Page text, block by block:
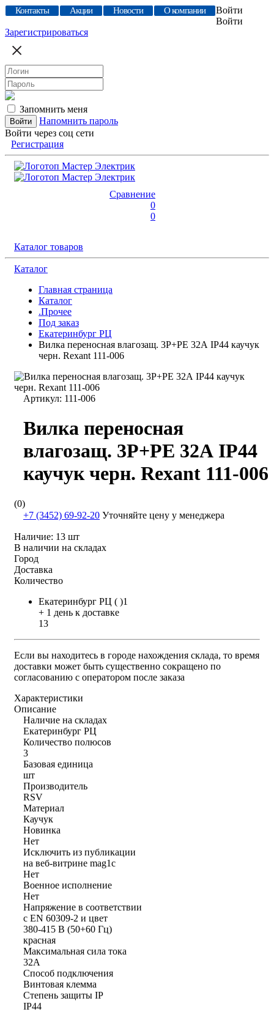
Контакты Акции Новости О компании
Войти
Войти
Зарегистрироваться
Запомнить меня
Напомнить пароль
Войти через соц сети
Регистрация
Сравнение
0
0
Каталог товаров
Каталог
Главная страница
Каталог
.Прочее
Под заказ
Екатеринбург РЦ
Вилка переносная влагозащ. 3P+PE 32А IP44 каучук
черн. Rexant 111-006
Артикул: 111-006
Вилка переносная
влагозащ. 3P+PE 32А IP44
каучук черн. Rexant 111-006
(0)
+7 (3452) 69-92-20 Уточняйте цену у менеджера
Наличие: 13 шт
В наличии на складах
Город
Доставка
Количество
Екатеринбург РЦ ( )1
+ 1 день к доставке
13
Если вы находитесь в городе нахождения склада, то время
доставки может быть существенно сокращено по
согласованию с оператором после заказа
Характеристики
Описание
Наличие на складах
Екатеринбург РЦ
Количество полюсов
3
Базовая единица
шт
Производитель
RSV
Материал
Каучук
Новинка
Нет
Исключить из публикации
на веб-витрине mag1c
Нет
Военное исполнение
Нет
Напряжение в соответствии
с EN 60309-2 и цвет
380-415 В (50+60 Гц)
красная
Максимальная сила тока
32А
Способ подключения
Винтовая клемма
Степень защиты IP
IP44